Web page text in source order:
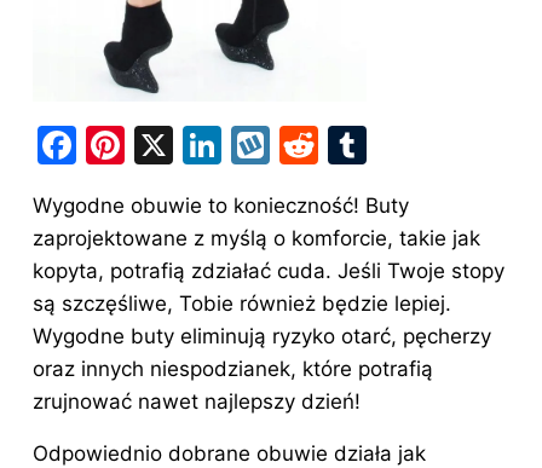
F
c
e
b
o
o
k
Pi
er
e
st
X
Li
k
e
dI
n
W
k
o
p
R
e
d
di
t
m
bl
r
Wygodne obuwie to konieczność! Buty
zaprojektowane z myślą o komforcie, takie jak
kopyta, potrafią zdziałać cuda. Jeśli Twoje stopy
są szczęśliwe, Tobie również będzie lepiej.
Wygodne buty eliminują ryzyko otarć, pęcherzy
oraz innych niespodzianek, które potrafią
zrujnować nawet najlepszy dzień!
Odpowiednio dobrane obuwie działa jak